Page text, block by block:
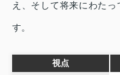
え、そして将来にわた
す。
視点